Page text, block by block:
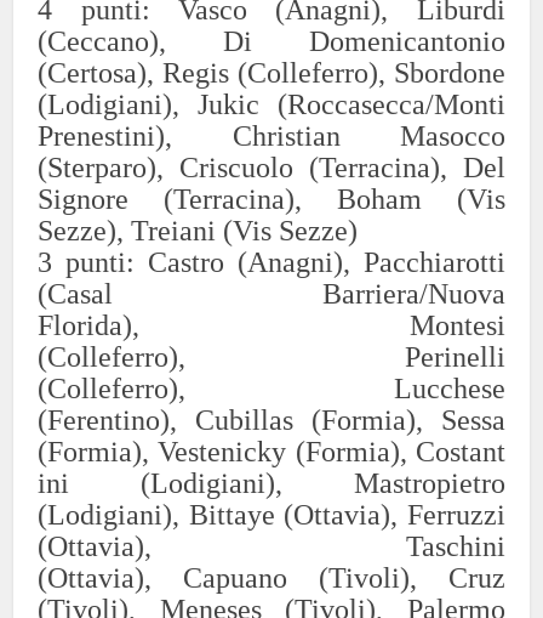
4 punti: Vasco (Anagni), Liburdi
(Ceccano), Di Domenicantonio
(Certosa),Regis (Colleferro), Sbordone
(Lodigiani), Jukic (Roccasecca/Monti
Prenestini), Christian Masocco
(Sterparo), Criscuolo (Terracina), Del
Signore (Terracina), Boham (Vis
Sezze),Treiani (Vis Sezze)
3 punti: Castro (Anagni), Pacchiarotti
(Casal Barriera/Nuova
Florida), Montesi
(Colleferro), Perinelli
(Colleferro), Lucchese
(Ferentino), Cubillas (Formia), Sessa
(Formia),Vestenicky (Formia), Costant
ini (Lodigiani), Mastropietro
(Lodigiani), Bittaye (Ottavia), Ferruzzi
(Ottavia),
Taschini
(Ottavia), Capuano (Tivoli), Cruz
(Tivoli),
Meneses (Tivoli), Palermo